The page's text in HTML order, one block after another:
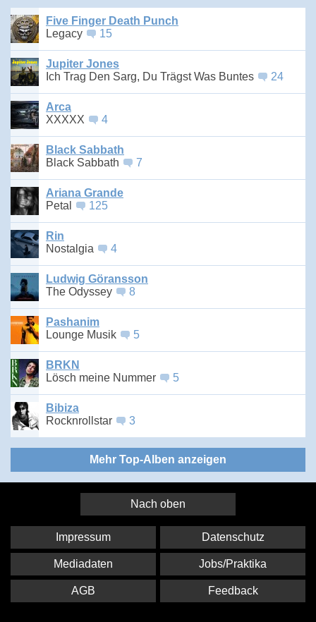
Five Finger Death Punch
Legacy
15
Jupiter Jones
Ich Trag Den Sarg, Du Trägst Was Buntes
24
Arca
XXXXX
4
Black Sabbath
Black Sabbath
7
Ariana Grande
Petal
125
Rin
Nostalgia
4
Ludwig Göransson
The Odyssey
8
Pashanim
Lounge Musik
5
BRKN
Lösch meine Nummer
5
Bibiza
Rocknrollstar
3
Mehr Top-Alben anzeigen
Nach oben
Impressum Datenschutz
Mediadaten Jobs/Praktika
AGB Feedback